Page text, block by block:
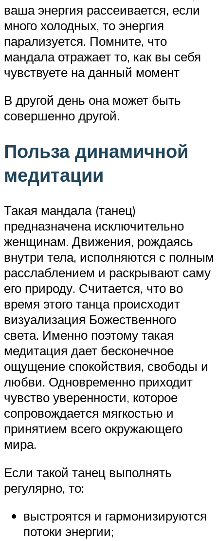
ваша энергия рассеивается, если
много холодных, то энергия
парализуется. Помните, что
мандала отражает то, как вы себя
чувствуете на данный момент
В другой день она может быть
совершенно другой.
Польза динамичной
медитации
Такая мандала (танец)
предназначена исключительно
женщинам. Движения, рождаясь
внутри тела, исполняются с полным
расслаблением и раскрывают саму
его природу. Считается, что во
время этого танца происходит
визуализация Божественного
света. Именно поэтому такая
медитация дает бесконечное
ощущение спокойствия, свободы и
любви. Одновременно приходит
чувство уверенности, которое
сопровождается мягкостью и
принятием всего окружающего
мира.
Если такой танец выполнять
регулярно, то:
выстроятся и гармонизируются
потоки энергии;